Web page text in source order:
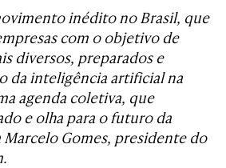
inédito no Brasil, que
com o objetivo de
diversos, preparados e
da inteligência artificial na
agenda coletiva, que
e olha para o futuro da
Marcelo Gomes, presidente do